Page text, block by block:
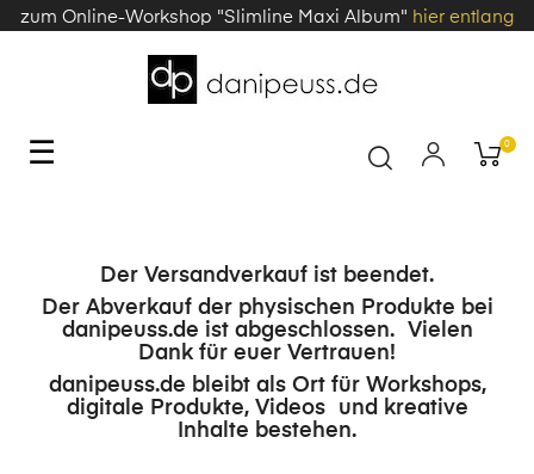
zum Online-Workshop "Slimline Maxi Album" hier entlang
Toggle
☰ 0
Der Versandverkauf ist beendet.
Der Abverkauf der physischen Produkte bei
danipeuss.de ist abgeschlossen. Vielen
Dank für euer Vertrauen!
danipeuss.de bleibt als Ort für Workshops,
digitale Produkte, Videos und kreative
Inhalte bestehen.